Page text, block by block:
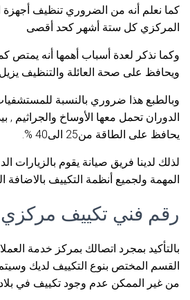
كما نعلم أنه من الضروري تنظيف أجهزة
المركزي كل ستة أشهر كحد أقصى
وكما نذكر لعدة أسباب أهمها أنه يمتص
ويحافظ على صحة العائلة والتنظيف يزيل
وبالطبع هذا ضروري بالنسبة
الدوران تحمل معها الأوساخ والجراثيم ,
يحافظ على الطاقة من25 الى40 %.
لذلك لدينا فريق صيانة يقوم بالزيارات
المهمة ولجميع أنظمة التكييف بالاضافة
رقم فني تكييف
بالتأكيد بمجرد اتصالك بمركز خدمة
القسم المختص بنوع التكييف لديك
من غير الممكن عدم وجود تكييف في